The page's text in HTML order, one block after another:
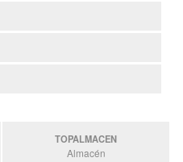
TOPALMACEN
Almacén